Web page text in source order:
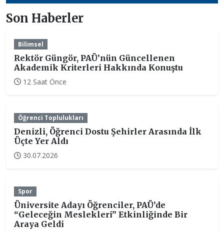
Son Haberler
Bilimsel
Rektör Güngör, PAÜ’nün Güncellenen
Akademik Kriterleri Hakkında Konuştu
12 Saat Önce
Öğrenci Toplulukları
Denizli, Öğrenci Dostu Şehirler Arasında İlk
Üçte Yer Aldı
30.07.2026
Spor
Üniversite Adayı Öğrenciler, PAÜ’de
“Geleceğin Meslekleri” Etkinliğinde Bir
Araya Geldi